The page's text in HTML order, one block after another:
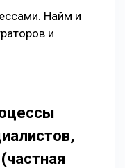
Найм и
и